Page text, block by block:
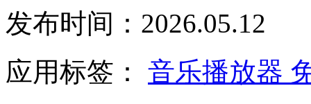
发布时间：2026.05.12
应用标签： 音乐播放器